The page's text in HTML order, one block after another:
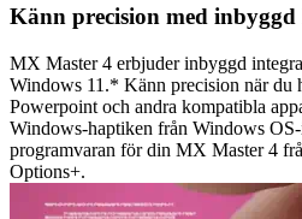
Känn precision med
MX Master 4 erbjuder inbyggd
Windows 11.* Känn precision när du
Powerpoint och andra kompatibla
Windows-haptiken från Windows
programvaran för din MX Master 4
Options+.